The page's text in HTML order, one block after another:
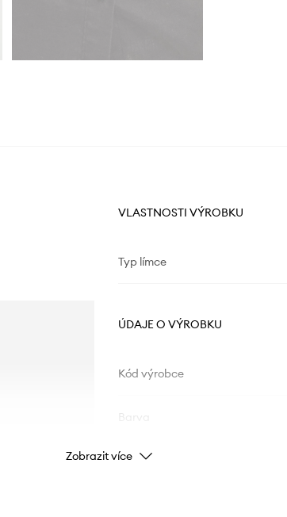
VLASTNOSTI VÝROBKU
Typ límce
ÚDAJE O VÝROBKU
Kód výrobce
Značka
Zobrazit více